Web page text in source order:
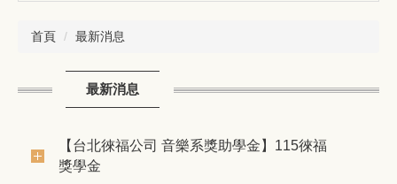
首頁 最新消息
最新消息
【台北徠福公司 音樂系獎助學金】115徠福
獎學金